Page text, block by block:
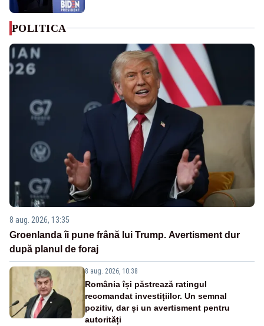
POLITICA
8 aug. 2026, 13:35
Groenlanda îi pune frână lui Trump. Avertisment dur
după planul de foraj
8 aug. 2026, 10:38
România își păstrează ratingul
recomandat investițiilor. Un semnal
pozitiv, dar și un avertisment pentru
autorități